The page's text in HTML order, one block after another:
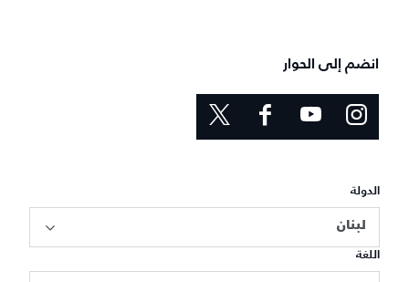
انضم إلى الحوار
الدولة
لبنان
اللغة